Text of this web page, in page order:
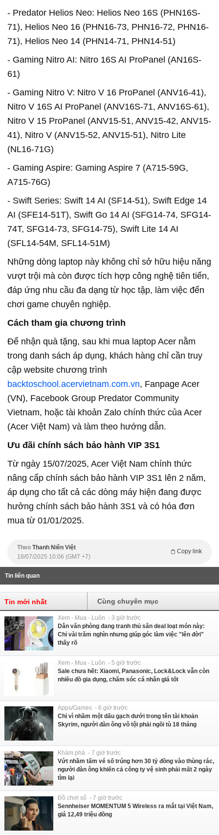
- Predator Helios Neo: Helios Neo 16S (PHN16S-
71), Helios Neo 16 (PHN16-73, PHN16-72, PHN16-
71), Helios Neo 14 (PHN14-71, PHN14-51)
- Gaming Nitro AI: Nitro 16S AI ProPanel (AN16S-
61)
- Gaming Nitro V: Nitro V 16 ProPanel (ANV16-41),
Nitro V 16S AI ProPanel (ANV16S-71, ANV16S-61),
Nitro V 15 ProPanel (ANV15-51, ANV15-42, ANV15-
41), Nitro V (ANV15-52, ANV15-51), Nitro Lite
(NL16-71G)
- Gaming Aspire: Gaming Aspire 7 (A715-59G,
A715-76G)
- Swift Series: Swift 14 AI (SF14-51), Swift Edge 14
AI (SFE14-51T), Swift Go 14 AI (SFG14-74, SFG14-
74T, SFG14-73, SFG14-75), Swift Lite 14 AI
(SFL14-54M, SFL14-51M)
Những dòng laptop này không chỉ sở hữu hiệu năng
vượt trội mà còn được tích hợp công nghệ tiên tiến,
đáp ứng nhu cầu đa dạng từ học tập, làm việc đến
chơi game chuyên nghiệp.
Cách tham gia chương trình
Để nhận quà tặng, sau khi mua laptop Acer nằm
trong danh sách áp dụng, khách hàng chỉ cần truy
cập website chương trình
backtoschool.acervietnam.com.vn, Fanpage Acer
(VN), Facebook Group Predator Community
Vietnam, hoặc tài khoản Zalo chính thức của Acer
(Acer Việt Nam) và làm theo hướng dẫn.
Ưu đãi chính sách bảo hành VIP 3S1
Từ ngày 15/07/2025, Acer Việt Nam chính thức
nâng cấp chính sách bảo hành VIP 3S1 lên 2 năm,
áp dụng cho tất cả các dòng máy hiện đang được
hưởng chính sách bảo hành 3S1 và có hóa đơn
mua từ 01/01/2025.
Theo Thanh Niên Việt
Copy link
18/07/2025 10:06 (GMT +7)
Tin liên quan
Tin mới nhất Cùng chuyên mục
Xem - Mua - Luôn - 3 giờ trước
Dân văn phòng đang tranh thủ săn deal loạt món này:
Chỉ vài trăm nghìn nhưng giúp góc làm việc "lên đời"
thấy rõ
Xem - Mua - Luôn - 5 giờ trước
Sale chưa hết: Xiaomi, Panasonic, Lock&Lock vẫn còn
nhiều đồ gia dụng, chăm sóc cá nhân giá tốt
Apps/Games - 6 giờ trước
Chỉ vì nhầm một dấu gạch dưới trong tên tài khoản
Skyrim, người đàn ông vô tội phải ngồi tù 18 tháng
Khám phá - 7 giờ trước
Vứt nhầm tấm vé số trúng hơn 30 tỷ đồng vào thùng rác,
người đàn ông khiến cả công ty vệ sinh phải mất 2 ngày
tìm lại
Đồ chơi số - 7 giờ trước
Sennheiser MOMENTUM 5 Wireless ra mắt tại Việt Nam,
giá 12,49 triệu đồng